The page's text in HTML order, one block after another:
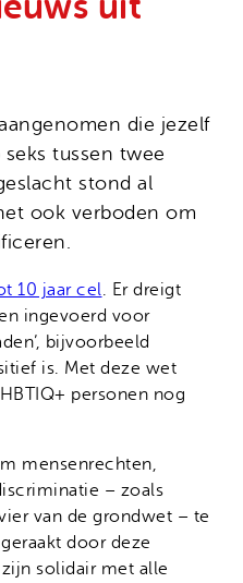
die jezelf
tussen twee
stond al
ook verboden om
10 jaar cel. Er dreigt
ingevoerd voor
bijvoorbeeld
is. Met deze wet
personen nog
mensenrechten,
– zoals
van de grondwet – te
door deze
solidair met alle